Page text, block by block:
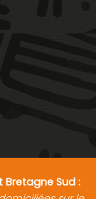
Bretagne Sud :